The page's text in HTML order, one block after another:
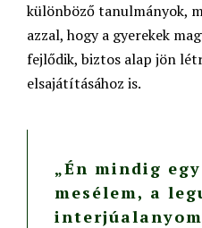
különböző tanulmányok,
azzal, hogy a gyerekek
fejlődik, biztos alap jön
elsajátításához is.
„Én mindig
mesélem, a